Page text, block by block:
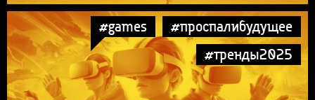
#games
#проспалибудущее
#тренды2025